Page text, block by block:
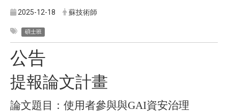
2025-12-18 蘇技術師
碩士班
公告
提報論文計畫
論文題目：使用者參與與GAI資安治理